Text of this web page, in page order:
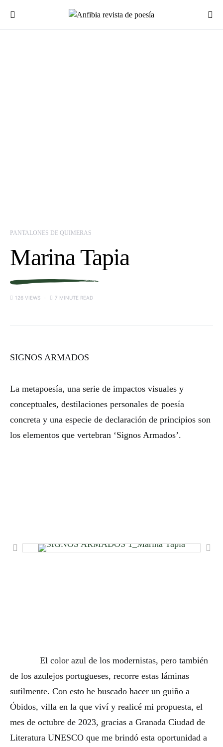
PANTALONES DE QUIMERAS
Marina Tapia
126 VIEWS 7 MINUTE READ
SIGNOS ARMADOS
La metapoesía, una serie de impactos visuales y
conceptuales, destilaciones personales de poesía
concreta y una especie de declaración de principios son
los elementos que vertebran ‘Signos Armados’.
El color azul de los modernistas, pero también
de los azulejos portugueses, recorre estas láminas
sutilmente. Con esto he buscado hacer un guiño a
Óbidos, villa en la que viví y realicé mi propuesta, el
mes de octubre de 2023, gracias a Granada Ciudad de
Literatura UNESCO que me brindó esta oportunidad a